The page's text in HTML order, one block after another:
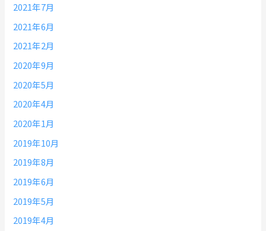
2021年7月
2021年6月
2021年2月
2020年9月
2020年5月
2020年4月
2020年1月
2019年10月
2019年8月
2019年6月
2019年5月
2019年4月